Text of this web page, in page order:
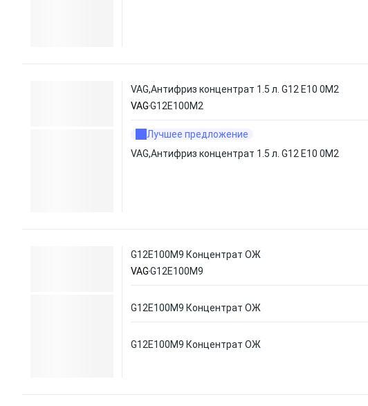
VAG,Антифриз концентрат 1.5 л. G12 E10 0M2
VAGG12E100M2
Лучшее предложение
VAG,Антифриз концентрат 1.5 л. G12 E10 0M2
G12E100M9 Концентрат ОЖ
VAGG12E100M9
G12E100M9 Концентрат ОЖ
G12E100M9 Концентрат ОЖ